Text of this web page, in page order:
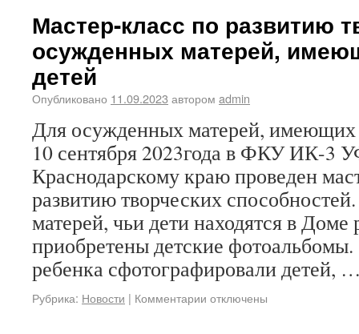
Мастер-класс по развитию
осужденных матерей,
детей
Опубликовано 11.09.2023 автором admin
Для осужденных матерей, имеющих
10 сентября 2023года в ФКУ ИК-3
Краснодарскому краю проведен
развитию творческих
матерей, чьи дети находятся в Доме
приобретены детские
ребенка сфотографировали детей,
Рубрика: Новости | Комментарии отключены